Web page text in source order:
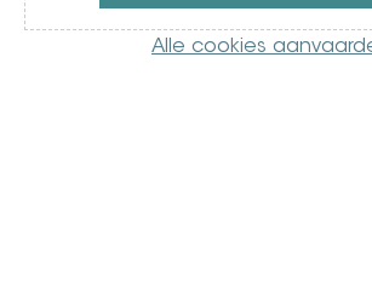
Alle cookies